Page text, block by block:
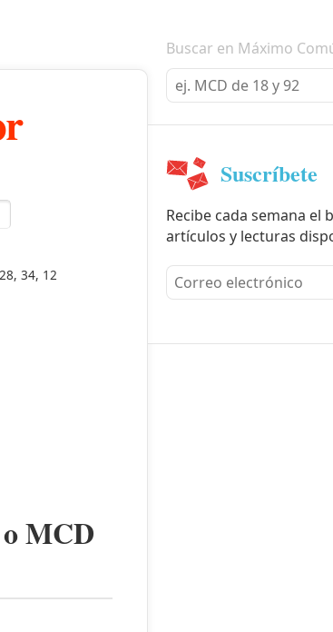
Boletín informativo
34, 12
MCD
Buscar en Máximo
Suscríbete
Recibe cada semana el
artículos y lecturas